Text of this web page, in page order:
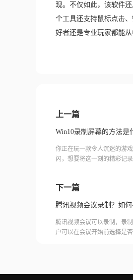
现。不仅如此，该软件
个工具还支持鼠标点击
好者还是专业玩家都能
上一篇
Win10录制屏幕的方法是
你正在玩一款令人沉迷的游
闪，想要将这一刻的精彩记
有创作需求。无论你是专业
下一篇
腾讯视频会议录制？如何
腾讯视频会议可以录制，录
户可以在会议开始前选择是